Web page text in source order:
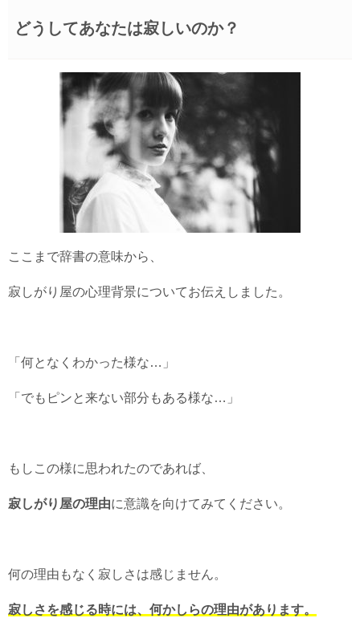
どうしてあなたは寂しいのか？
ここまで辞書の意味から、
寂しがり屋の心理背景についてお伝えしました。
「何となくわかった様な…」
「でもピンと来ない部分もある様な…」
もしこの様に思われたのであれば、
寂しがり屋の理由に意識を向けてみてください。
何の理由もなく寂しさは感じません。
寂しさを感じる時には、何かしらの理由があります。